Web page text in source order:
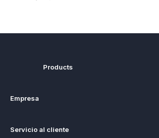
Products
Alternativas
Empresa
Prensa
Servicio al cliente